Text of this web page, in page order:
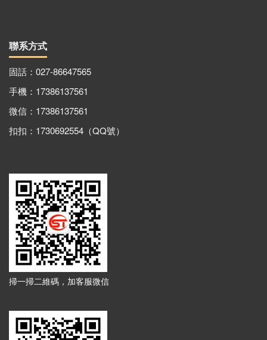
聯系方式
固話：027-86647565
手機：17386137561
微信：17386137561
扣扣：1730692554（QQ號）
掃一掃二維碼，加客服微信